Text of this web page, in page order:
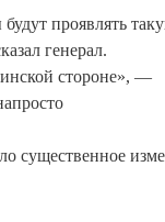
проявлять
генерал.
стороне», —
существенное